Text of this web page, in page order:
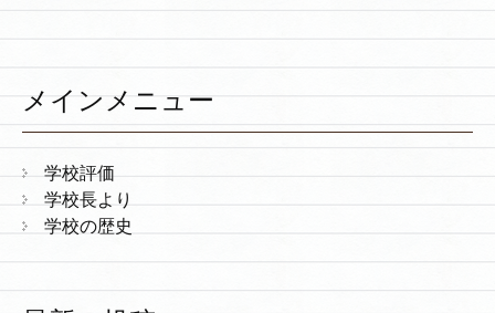
メインメニュー
学校評価
学校長より
学校の歴史